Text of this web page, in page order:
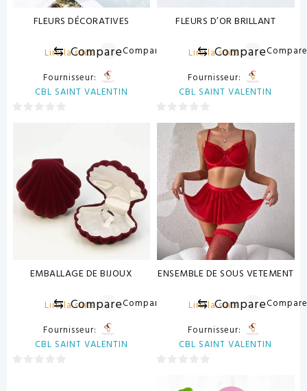
FLEURS DÉCORATIVES
Lire la suite
⇆ CompareCompare
Fournisseur:
CBL SAINT VALENTIN
FLEURS D’OR BRILLANT
Lire la suite
⇆ Compare
Fournisseur:
CBL SAINT VALENTIN
0
EMBALLAGE DE BIJOUX
Lire la suite
⇆ CompareCompare
Fournisseur:
CBL SAINT VALENTIN
ENSEMBLE DE SOUS VETEMENT
Lire la suite
⇆ Compare
Fournisseur:
CBL SAINT VALENTIN